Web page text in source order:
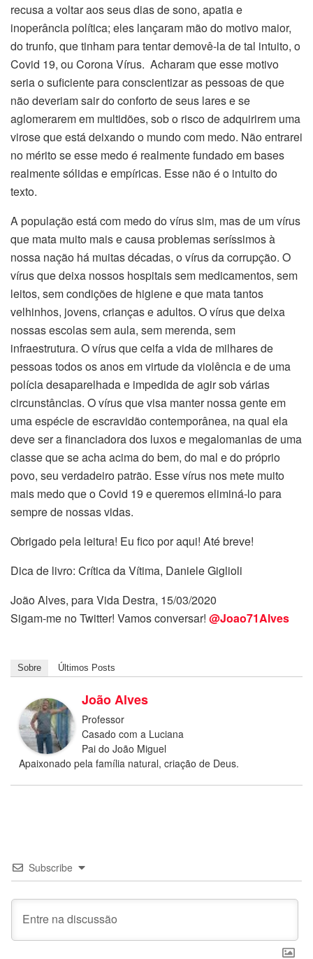
recusa a voltar aos seus dias de sono, apatia e
inoperância política; eles lançaram mão do motivo maior,
do trunfo, que tinham para tentar demovê-la de tal intuito, o
Covid 19, ou Corona Vírus. Acharam que esse motivo
seria o suficiente para conscientizar as pessoas de que
não deveriam sair do conforto de seus lares e se
aglomerarem em multidões, sob o risco de adquirirem uma
virose que está deixando o mundo com medo. Não entrarei
no mérito se esse medo é realmente fundado em bases
realmente sólidas e empíricas. Esse não é o intuito do
texto.
A população está com medo do vírus sim, mas de um vírus
que mata muito mais e causa problemas seríssimos à
nossa nação há muitas décadas, o vírus da corrupção. O
vírus que deixa nossos hospitais sem medicamentos, sem
leitos, sem condições de higiene e que mata tantos
velhinhos, jovens, crianças e adultos. O vírus que deixa
nossas escolas sem aula, sem merenda, sem
infraestrutura. O vírus que ceifa a vida de milhares de
pessoas todos os anos em virtude da violência e de uma
polícia desaparelhada e impedida de agir sob várias
circunstâncias. O vírus que visa manter nossa gente em
uma espécie de escravidão contemporânea, na qual ela
deve ser a financiadora dos luxos e megalomanias de uma
classe que se acha acima do bem, do mal e do próprio
povo, seu verdadeiro patrão. Esse vírus nos mete muito
mais medo que o Covid 19 e queremos eliminá-lo para
sempre de nossas vidas.
Obrigado pela leitura! Eu fico por aqui! Até breve!
Dica de livro: Crítica da Vítima, Daniele Giglioli
João Alves, para Vida Destra, 15/03/2020
Sigam-me no Twitter! Vamos conversar! @Joao71Alves
Sobre Últimos Posts
João Alves
Professor
Casado com a Luciana
Pai do João Miguel
Apaixonado pela família natural, criação de Deus.
Subscribe